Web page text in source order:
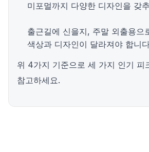
미포멀까지 다양한 디자인을 갖
출근길에 신을지, 주말 외출용으
색상과 디자인이 달라져야 합니
위 4가지 기준으로 세 가지 인기 피
참고하세요.